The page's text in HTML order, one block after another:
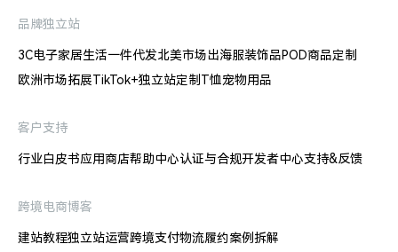
品牌独立站
3C电子家居生活一件代发北美市场出海服装饰品POD商品定制
欧洲市场拓展TikTok+独立站定制T恤宠物用品
客户支持
行业白皮书应用商店帮助中心认证与合规开发者中心支持&反馈
跨境电商博客
建站教程独立站运营跨境支付物流履约案例拆解